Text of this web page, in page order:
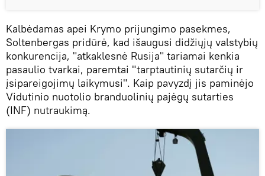
Kalbėdamas apei Krymo prijungimo pasekmes,
Soltenbergas pridūrė, kad išaugusi didžiųjų valstybių
konkurencija, "atkaklesnė Rusija" tariamai kenkia
pasaulio tvarkai, paremtai "tarptautinių sutarčių ir
įsipareigojimų laikymusi". Kaip pavyzdį jis paminėjo
Vidutinio nuotolio branduolinių pajėgų sutarties
(INF) nutraukimą.